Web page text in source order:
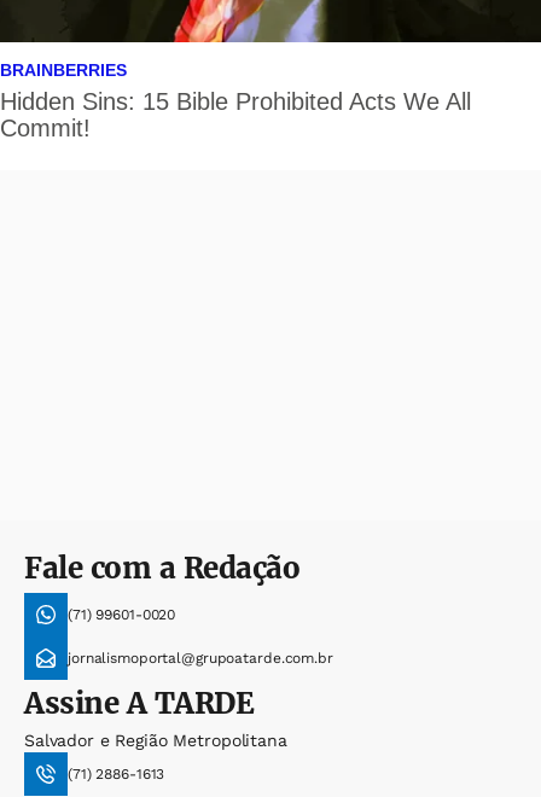
Fale com a Redação
(71) 99601-0020
jornalismoportal@grupoatarde.com.br
AssineA TARDE
Salvador e Região Metropolitana
(71) 2886-1613